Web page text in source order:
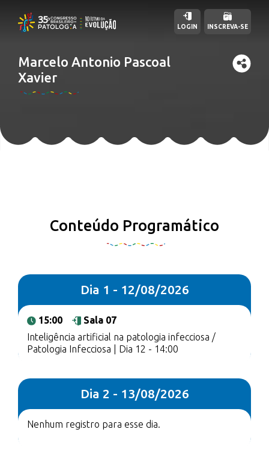
Marcelo Antonio Pascoal
Xavier
LOGIN INSCREVA-SE
Conteúdo Programático
Dia 1 - 12/08/2026
15:00
Sala 07
Inteligência artificial na patologia infecciosa /
Patologia Infecciosa | Dia 12 - 14:00
Dia 2 - 13/08/2026
Nenhum registro para esse dia.